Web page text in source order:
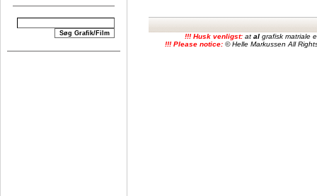
!!! Husk venligst: at al grafisk matriale
!!! Please notice:© Helle Markussen All